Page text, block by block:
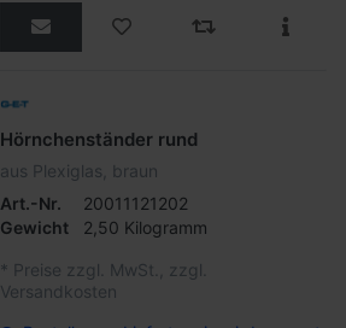
Hörnchenständer rund
aus Plexiglas, braun
Art.-Nr.
20011121202
Gewicht
2,50 Kilogramm
* Preise zzgl. MwSt., zzgl.
Versandkosten